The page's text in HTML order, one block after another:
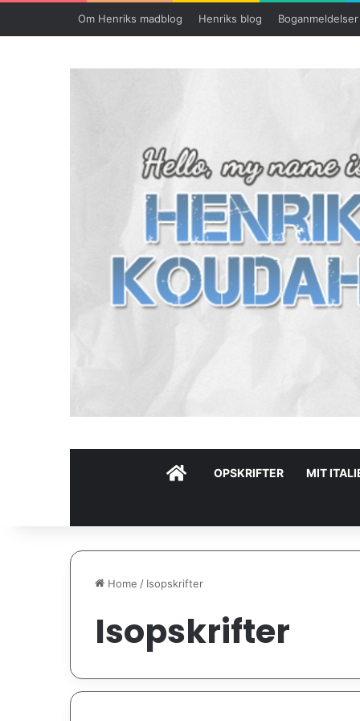
Om Henriks madblog Henriks blog
HOMEOPSKRIFTER MIT
Home / Isopskrifter
Isopskrifter